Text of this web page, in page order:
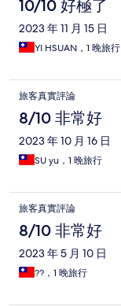
10/10 好極了
2023 年 11 月 15 日
YI HSUAN，1 晚旅行
旅客真實評論
8/10 非常好
2023 年 10 月 16 日
SU yu，1 晚旅行
旅客真實評論
8/10 非常好
2023 年 5 月 10 日
??，1 晚旅行